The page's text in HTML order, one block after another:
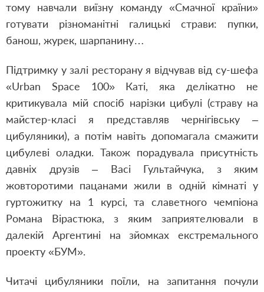
тому навчали виїзну команду «Смачної країни»
готувати різноманітні галицькі страви: пупки,
банош, журек, шарпанину…
Підтримку у залі ресторану я відчував від су-шефа
«Urban Space 100» Каті, яка делікатно не
критикувала мій спосіб нарізки цибулі (страву на
майстер-класі я представляв чернігівську –
цибуляники), а потім навіть допомагала смажити
цибулеві оладки. Також порадувала присутність
давніх друзів – Васі Гультайчука, з яким
жовторотими пацанами жили в одній кімнаті у
гуртожитку на 1 курсі, та славетного чемпіона
Романа Вірастюка, з яким заприятелювали в
далекій Аргентині на зйомках екстремального
проекту «БУМ».
Читачі цибуляники поїли, на запитання почули